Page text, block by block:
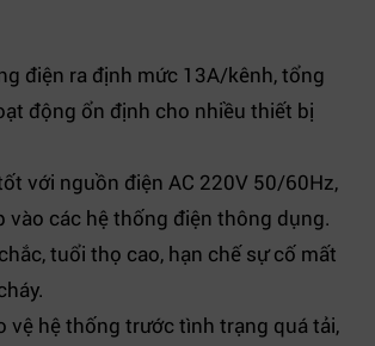
điện ra định mức 13A/kênh, tổng
động ổn định cho nhiều thiết bị
với nguồn điện AC 220V 50/60Hz,
vào các hệ thống điện thông dụng.
tuổi thọ cao, hạn chế sự cố mất
vệ hệ thống trước tình trạng quá tải,